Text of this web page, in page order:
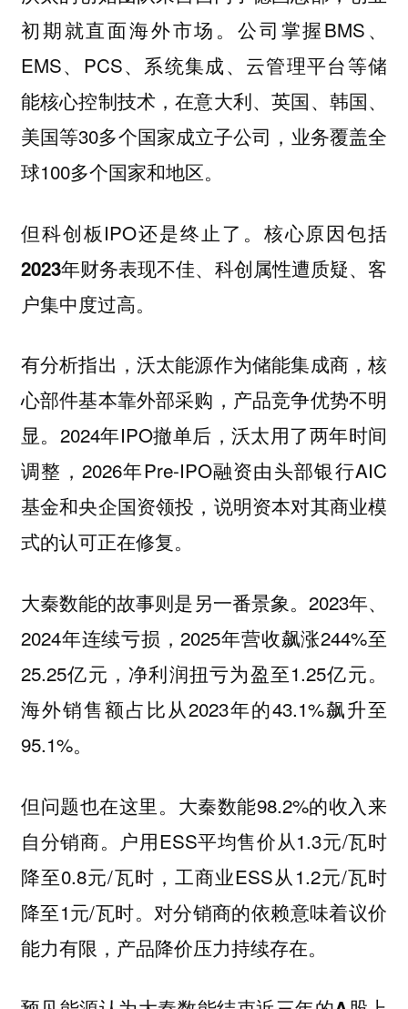
初期就直面海外市场。公司掌握BMS、
EMS、PCS、系统集成、云管理平台等储
能核心控制技术，在意大利、英国、韩国、
美国等30多个国家成立子公司，业务覆盖全
球100多个国家和地区。
但科创板IPO还是终止了。 核心原因包括
2023年财务表现不佳、科创属性遭质疑、客
户集中度过高。
有分析指出，沃太能源作为储能集成商，核
心部件基本靠外部采购，产品竞争优势不明
显。 2024年IPO撤单后，沃太用了两年时间
调整，2026年Pre-IPO融资由头部银行AIC
基金和央企国资领投，说明资本对其商业模
式的认可正在修复。
大秦数能的故事则是另一番景象。2023年、
2024年连续亏损，2025年营收飙涨244%至
25.25亿元，净利润扭亏为盈至1.25亿元。
海外销售额占比从2023年的43.1%飙升至
95.1%。
但问题也在这里。大秦数能98.2%的收入来
自分销商。户用ESS平均售价从1.3元/瓦时
降至0.8元/瓦时，工商业ESS从1.2元/瓦时
降至1元/瓦时。对分销商的依赖意味着议价
能力有限，产品降价压力持续存在。